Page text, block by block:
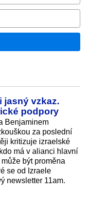
jasný vzkaz.
podpory
Benjaminem
za poslední
kritizuje izraelské
má v alianci hlavní
být proměna
se od Izraele
newsletter 11am.